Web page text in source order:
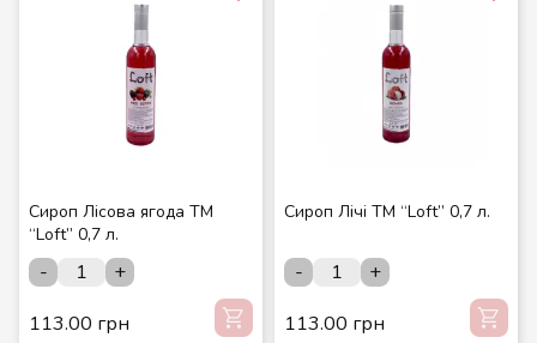
Сироп Лісова ягода ТМ
“Loft” 0,7 л.
-
+
113.00 грн
Сироп Лічі ТМ “Loft” 0,7 л.
-
+
113.00 грн